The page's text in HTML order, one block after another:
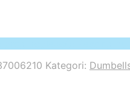
kr.. Kategori: